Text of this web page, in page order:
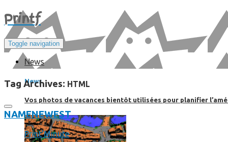
Printf
Toggle navigation
News
News
Vos photos de vacances bientôt utilisées pour planifier
Tag Archives: HTML
NAMENEWEST
Print'Minute